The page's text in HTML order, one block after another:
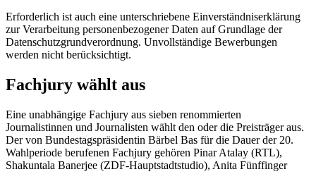
Erforderlich ist auch eine unterschriebene Einverständniserklärung
zur Verarbeitung personenbezogener Daten auf Grundlage der
Datenschutzgrundverordnung. Unvollständige Bewerbungen
werden nicht berücksichtigt.
Fachjury wählt aus
Eine unabhängige Fachjury aus sieben renommierten
Journalistinnen und Journalisten wählt den oder die Preisträger aus.
Der von Bundestagspräsidentin Bärbel Bas für die Dauer der 20.
Wahlperiode berufenen Fachjury gehören Pinar Atalay (RTL),
Shakuntala Banerjee (ZDF-Hauptstadtstudio), Anita Fünffinger